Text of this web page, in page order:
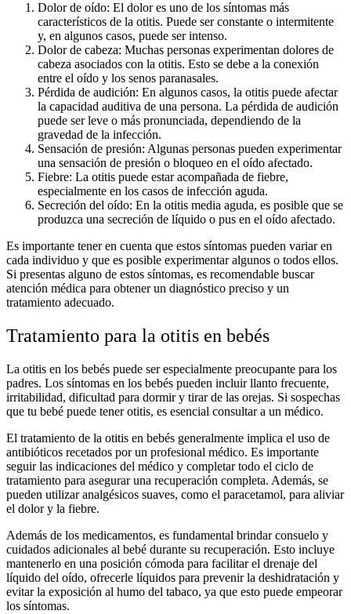
Dolor de oído: El dolor es uno de los síntomas más
característicos de la otitis. Puede ser constante o intermitente
y, en algunos casos, puede ser intenso.
Dolor de cabeza: Muchas personas experimentan dolores de
cabeza asociados con la otitis. Esto se debe a la conexión
entre el oído y los senos paranasales.
Pérdida de audición: En algunos casos, la otitis puede afectar
la capacidad auditiva de una persona. La pérdida de audición
puede ser leve o más pronunciada, dependiendo de la
gravedad de la infección.
Sensación de presión: Algunas personas pueden experimentar
una sensación de presión o bloqueo en el oído afectado.
Fiebre: La otitis puede estar acompañada de fiebre,
especialmente en los casos de infección aguda.
Secreción del oído: En la otitis media aguda, es posible que se
produzca una secreción de líquido o pus en el oído afectado.
Es importante tener en cuenta que estos síntomas pueden variar en
cada individuo y que es posible experimentar algunos o todos ellos.
Si presentas alguno de estos síntomas, es recomendable buscar
atención médica para obtener un diagnóstico preciso y un
tratamiento adecuado.
Tratamiento para la otitis en bebés
La otitis en los bebés puede ser especialmente preocupante para los
padres. Los síntomas en los bebés pueden incluir llanto frecuente,
irritabilidad, dificultad para dormir y tirar de las orejas. Si sospechas
que tu bebé puede tener otitis, es esencial consultar a un médico.
El tratamiento de la otitis en bebés generalmente implica el uso de
antibióticos recetados por un profesional médico. Es importante
seguir las indicaciones del médico y completar todo el ciclo de
tratamiento para asegurar una recuperación completa. Además, se
pueden utilizar analgésicos suaves, como el paracetamol, para aliviar
el dolor y la fiebre.
Además de los medicamentos, es fundamental brindar consuelo y
cuidados adicionales al bebé durante su recuperación. Esto incluye
mantenerlo en una posición cómoda para facilitar el drenaje del
líquido del oído, ofrecerle líquidos para prevenir la deshidratación y
evitar la exposición al humo del tabaco, ya que esto puede empeorar
los síntomas.